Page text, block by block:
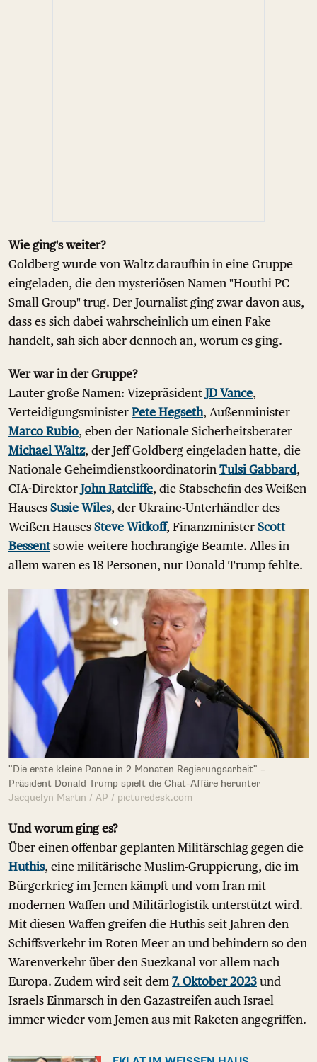
Wie ging's weiter?
Goldberg wurde von Waltz daraufhin in eine Gruppe
eingeladen, die den mysteriösen Namen "Houthi PC
Small Group" trug. Der Journalist ging zwar davon aus,
dass es sich dabei wahrscheinlich um einen Fake
handelt, sah sich aber dennoch an, worum es ging.
Wer war in der Gruppe?
Lauter große Namen: Vizepräsident JD Vance,
Verteidigungsminister Pete Hegseth, Außenminister
Marco Rubio, eben der Nationale Sicherheitsberater
Michael Waltz, der Jeff Goldberg eingeladen hatte, die
Nationale Geheimdienstkoordinatorin Tulsi Gabbard,
CIA-Direktor John Ratcliffe, die Stabschefin des Weißen
Hauses Susie Wiles, der Ukraine-Unterhändler des
Weißen Hauses Steve Witkoff, Finanzminister Scott
Bessentsowie weitere hochrangige Beamte. Alles in
allem waren es 18 Personen, nur Donald Trump fehlte.
"Die erste kleine Panne in 2 Monaten Regierungsarbeit" –
Präsident Donald Trump spielt die Chat-Affäre herunter
Jacquelyn Martin / AP / picturedesk.com
Und worum ging es?
Über einen offenbar geplanten Militärschlag gegen die
Huthis, eine militärische Muslim-Gruppierung, die im
Bürgerkrieg im Jemen kämpft und vom Iran mit
modernen Waffen und Militärlogistik unterstützt wird.
Mit diesen Waffen greifen die Huthis seit Jahren den
Schiffsverkehr im Roten Meer an und behindern so den
Warenverkehr über den Suezkanal vor allem nach
Europa. Zudem wird seit dem 7. Oktober 2023 und
Israels Einmarsch in den Gazastreifen auch Israel
immer wieder vom Jemen aus mit Raketen angegriffen.